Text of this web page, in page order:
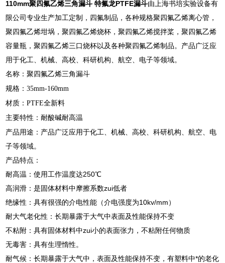
110mm聚四氟乙烯三角漏斗 特氟龙PTFE漏斗由上海书培实验设备有
限公司专业生产加工定制，四氟制品，各种规格聚四氟乙烯离心管，
聚四氟乙烯坩埚，聚四氟乙烯烧杯，聚四氟乙烯搅拌桨，聚四氟乙烯
容量瓶，聚四氟乙烯三口烧杯以及各种聚四氟乙烯制品。产品广泛应
用于化工、机械、高校、科研机构、航空、电子等领域。
名称：聚四氟乙烯三角漏斗
规格：35mm-160mm
材质：PTFE全新料
主要特性：耐酸碱耐高温
产品用途：产品广泛应用于化工、机械、高校、科研机构、航空、电
子等领域。
产品特点：
耐高温：使用工作温度达250℃
高润滑：是固体材料中摩擦系数zui低者
绝缘性：具有很强的介电性能（介电强度为10kv/mm）
耐大气老化性：长期暴露于大气中表面及性能保持不变
不粘附：具有固体材料中zui小的表面张力，不粘附任何物质
无毒害：具有生理惰性。
耐气候：长期暴露于大气中，表面及性能保持不变，有塑料中*的老化